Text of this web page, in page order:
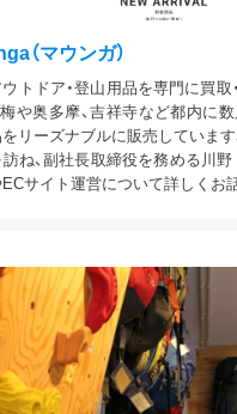
（マウンガ）
トドア・登山用品を専門に買取
梅や奥多摩、吉祥寺など都内に
リーズナブルに販売していま
ね、副社長取締役を務める川野
サイト運営について詳しくお